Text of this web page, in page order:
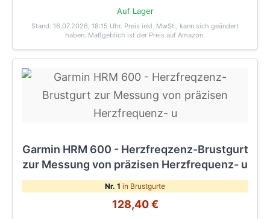
Auf Lager
Stand: 16.07.2026, 18:15 Uhr. Preis inkl. MwSt., kann sich geändert
haben. Maßgeblich ist der Preis auf Amazon.
Garmin HRM 600 - Herzfreqzenz-Brustgurt
zur Messung von präzisen Herzfrequenz- u
Nr. 1 in Brustgurte
128,40 €